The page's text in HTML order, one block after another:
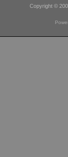
Copyright ©